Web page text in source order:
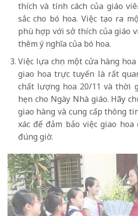
thích và tính cách của giáo
sắc cho bó hoa. Việc tạo ra
phù hợp với sở thích của giáo
thêm ý nghĩa của bó hoa.
Việc lựa chọn một cửa hàng
giao hoa trực tuyến là rất
chất lượng hoa 20/11 và thời
hẹn cho Ngày Nhà giáo. Hãy
giao hàng và cung cấp thông
xác để đảm bảo việc giao
đúng giờ.